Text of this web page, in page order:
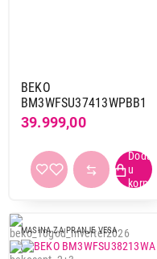
BEKO
BM3WFSU37413WPBB1
39.999,00
MASINA ZA PRANJE VESA
Proizvod je
Nastavi
Završi